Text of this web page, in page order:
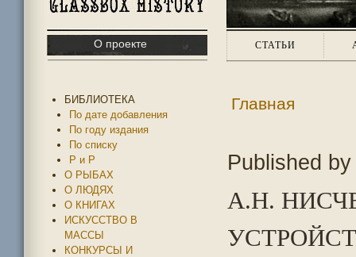
О проекте СТАТЬИ
Главная
Published
А.Н.
БИБЛИОТЕКА
По дате добавления
По году издания
По списку
Р и Р
О РЫБАХ
О ЛЮДЯХ
О КНИГАХ
ИСКУССТВО В
МАССЫ
КОНКУРСЫ И